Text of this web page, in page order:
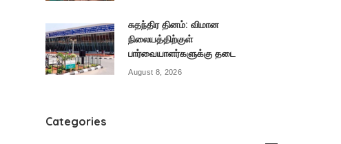
சுதந்திர தினம்: விமான
நிலையத்திற்குள்
பார்வையாளர்களுக்கு தடை
August 8, 2026
Categories